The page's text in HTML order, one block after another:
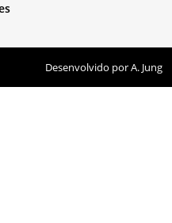
Desenvolvido porA. Jung